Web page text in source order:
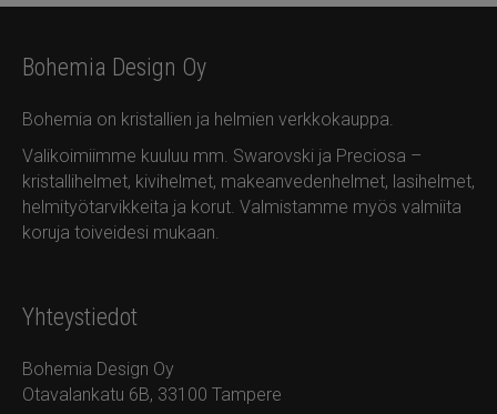
Bohemia Design Oy
Bohemia on kristallien ja helmien verkkokauppa.
Valikoimiimme kuuluu mm. Swarovski ja Preciosa –
kristallihelmet, kivihelmet, makeanvedenhelmet, lasihelmet,
helmityötarvikkeita ja korut. Valmistamme myös valmiita
koruja toiveidesi mukaan.
Yhteystiedot
Bohemia Design Oy
Otavalankatu 6B, 33100 Tampere